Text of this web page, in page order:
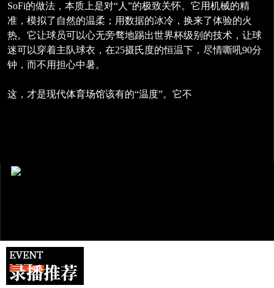
SoFi的做法，本质上是对“人”的极致关怀。它用机械的精
准，模拟了自然的温柔；用数据的冰冷，换来了体验的火
热。它让球员可以心无旁骛地踢出世界杯级别的技术，让球
迷可以穿着主队球衣，在25摄氏度的恒温下，尽情嘶吼90分
钟，而不用担心中暑。
这，才是现代体育场馆该有的“温度”。它不